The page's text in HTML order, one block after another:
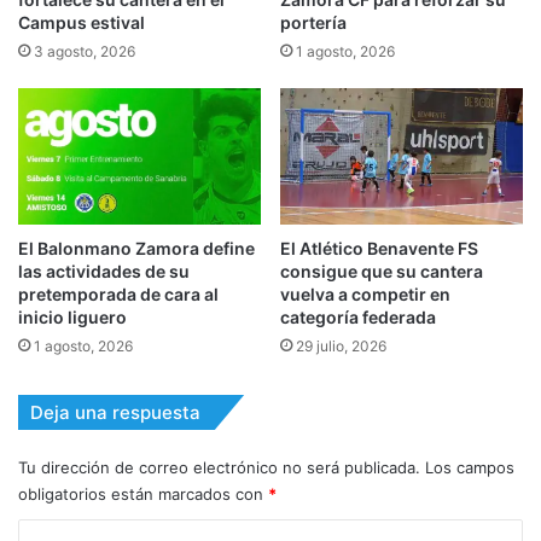
Campus estival
3 agosto, 2026
portería
1 agosto, 2026
El Balonmano Zamora define
las actividades de su
pretemporada de cara al
inicio liguero
1 agosto, 2026
El Atlético Benavente FS
consigue que su cantera
vuelva a competir en
categoría federada
29 julio, 2026
Deja una respuesta
Tu dirección de correo electrónico no será publicada. Los campos
obligatorios están marcados con *